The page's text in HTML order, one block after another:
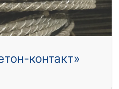
контакт»